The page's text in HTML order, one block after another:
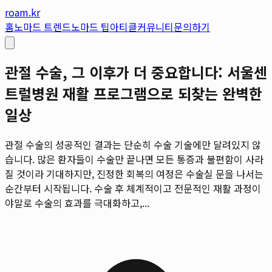
roam.kr
홈노마드 트렌드노마드 팁아티클커뮤니티문의하기
관절 수술, 그 이후가 더 중요합니다: 서울센
트럴병원 재활 프로그램으로 되찾는 완벽한
일상
관절 수술의 성공적인 결과는 단순히 수술 기술에만 달려있지 않
습니다. 많은 환자들이 수술만 끝나면 모든 통증과 불편함이 사라
질 것이라 기대하지만, 진정한 회복의 여정은 수술실 문을 나서는
순간부터 시작됩니다. 수술 후 체계적이고 전문적인 재활 과정이
야말로 수술의 효과를 극대화하고,...